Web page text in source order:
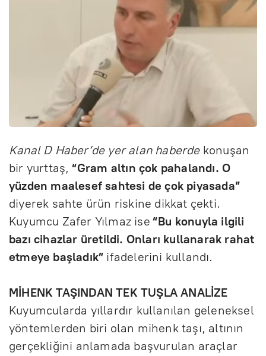
Kanal D Haber’de yer alan haberdekonuşan
bir yurttaş,“Gram altın çok pahalandı. O
yüzden maalesef sahtesi de çok piyasada”
diyerek sahte ürün riskine dikkat çekti.
Kuyumcu Zafer Yılmaz ise“Bu konuyla ilgili
bazı cihazlar üretildi. Onları kullanarak rahat
etmeye başladık” ifadelerini kullandı.
MİHENK TAŞINDAN TEK TUŞLA ANALİZE
Kuyumcularda yıllardır kullanılan geleneksel
yöntemlerden biri olan mihenk taşı, altının
gerçekliğini anlamada başvurulan araçlar